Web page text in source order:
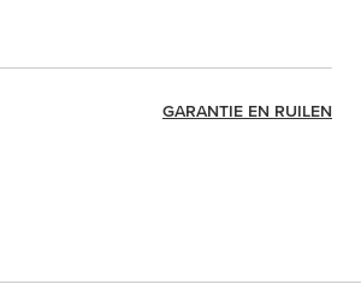
GARANTIE EN RUILEN